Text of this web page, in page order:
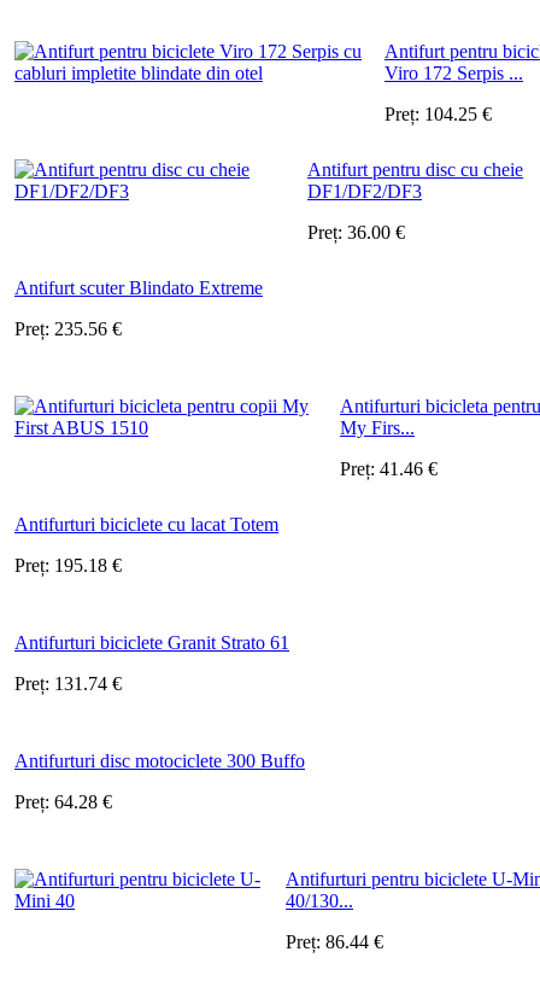
Antifurt pentru
Viro 172 Serpis ...
Preț: 104.25 €
Antifurt pentru disc cu cheie
DF1/DF2/DF3
Preț: 36.00 €
Antifurt scuter Blindato Extreme
Preț: 235.56 €
Antifurturi bicicleta
My Firs...
Preț: 41.46 €
Antifurturi biciclete cu lacat Totem
Preț: 195.18 €
Antifurturi biciclete Granit Strato 61
Preț: 131.74 €
Antifurturi disc motociclete 300 Buffo
Preț: 64.28 €
Antifurturi pentru biciclete U-
40/130...
Preț: 86.44 €